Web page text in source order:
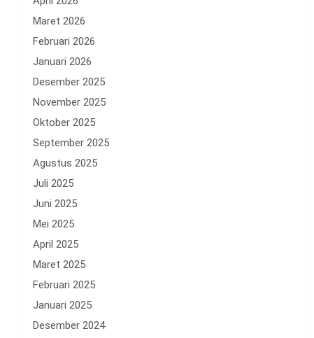
Maret 2026
Februari 2026
Januari 2026
Desember 2025
November 2025
Oktober 2025
September 2025
Agustus 2025
Juli 2025
Juni 2025
Mei 2025
April 2025
Maret 2025
Februari 2025
Januari 2025
Desember 2024